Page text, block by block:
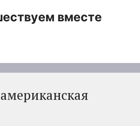
вместе